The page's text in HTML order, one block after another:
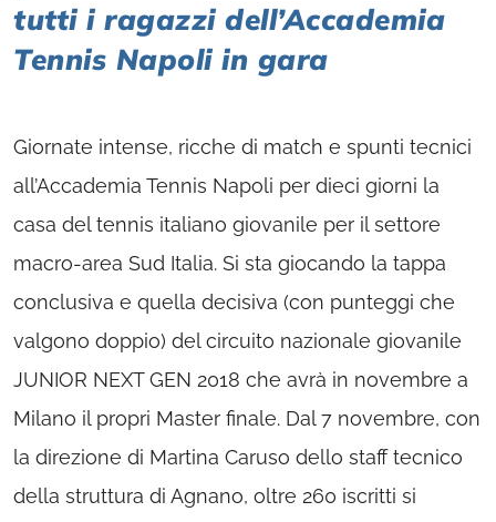
tutti i ragazzi dell’Accademia
Tennis Napoli in gara
Giornate intense, ricche di match e spunti tecnici
all’Accademia Tennis Napoli per dieci giorni la
casa del tennis italiano giovanile per il settore
macro-area Sud Italia. Si sta giocando la tappa
conclusiva e quella decisiva (con punteggi che
valgono doppio) del circuito nazionale giovanile
JUNIOR NEXT GEN 2018 che avrà in novembre a
Milano il propri Master finale. Dal 7 novembre, con
la direzione di Martina Caruso dello staff tecnico
della struttura di Agnano, oltre 260 iscritti si